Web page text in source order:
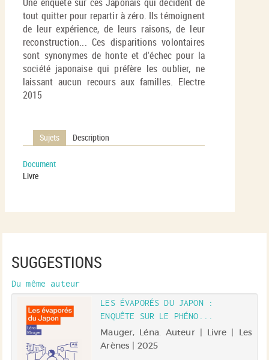
tout quitter pour repartir à zéro. Ils témoignent
de leur expérience, de leurs raisons, de leur
reconstruction... Ces disparitions volontaires
sont synonymes de honte et d'échec pour la
société japonaise qui préfère les oublier, ne
laissant aucun recours aux familles. Electre
2015
Sujets Description
Document
Livre
SUGGESTIONS
Du même auteur
LES ÉVAPORÉS DU JAPON :
ENQUÊTE SUR LE PHÉNO...
Mauger, Léna. Auteur | Livre | Les
Arènes | 2025